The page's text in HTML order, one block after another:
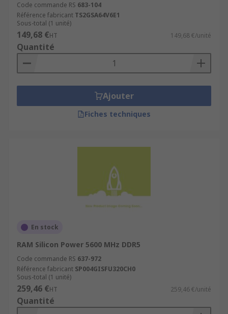
Code commande RS 683-104
Référence fabricant TS2GSA64V6E1
Sous-total (1 unité)
149,68 €HT 149,68 €/unité
Quantité
Ajouter
Fiches techniques
En stock
RAM Silicon Power 5600 MHz DDR5
Code commande RS 637-972
Référence fabricant SP004GISFU320CH0
Sous-total (1 unité)
259,46 €HT 259,46 €/unité
Quantité